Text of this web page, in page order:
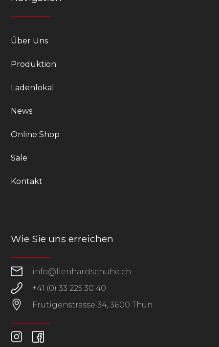
Über Uns
Produktion
Ladenlokal
News
Online Shop
Sale
Kontakt
Wie Sie uns erreichen
info@lienhardschuhe.ch
+41 (0) 33 225 30 40
Frutigenstrasse 34, 3600 Thun